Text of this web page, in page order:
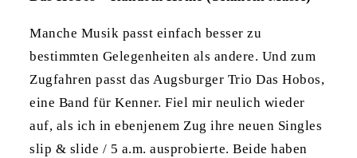
Manche Musik passt einfach besser zu
bestimmten Gelegenheiten als andere. Und zum
Zugfahren passt das Augsburger Trio Das Hobos,
eine Band für Kenner. Fiel mir neulich wieder
auf, als ich in ebenjenem Zug ihre neuen Singles
slip & slide / 5 a.m. ausprobierte. Beide haben